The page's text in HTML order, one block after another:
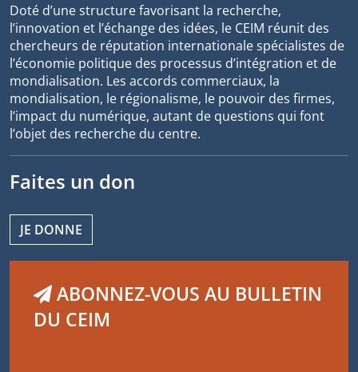
Doté d’une structure favorisant la recherche,
l’innovation et l’échange des idées, le CEIM réunit des
chercheurs de réputation internationale spécialistes de
l’économie politique des processus d’intégration et de
mondialisation. Les accords commerciaux, la
mondialisation, le régionalisme, le pouvoir des firmes,
l’impact du numérique, autant de questions qui font
l’objet des recherche du centre.
Faites un don
JE DONNE
ABONNEZ-VOUS AU BULLETIN
DU CEIM